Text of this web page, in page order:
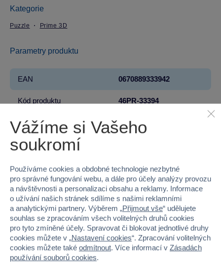
Kategorie
Puzzle Prime 3D
Parametry produktu
EAN 0670889333942
Kód produktu 46PR-33394
Značka Prime 3D
Licence
Řada LILO & STITCH
Věk od 6
Pohlaví HOLKA, KLUK
Počet dílků 300
Šířka 22.9
Vážíme si Vašeho
soukromí
Používáme cookies a obdobné technologie nezbytné
pro správné fungování webu, a dále pro účely analýzy provozu
a návštěvnosti a personalizaci obsahu a reklamy. Informace
o užívání našich stránek sdílíme s našimi reklamními
a analytickými partnery. Výběrem „Přijmout vše“ udělujete
souhlas se zpracováním všech volitelných druhů cookies
pro tyto zmíněné účely. Spravovat či blokovat jednotlivé druhy
cookies můžete v „Nastavení cookies“. Zpracování volitelných
cookies můžete také odmítnout. Více informací v Zásadách
používání souborů cookies.